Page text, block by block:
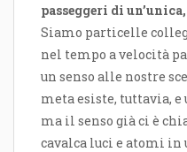
passeggeri di
Siamo particelle
nel tempo a velocità
un senso alle nostre
meta esiste, tuttavia, e
ma il senso già ci è
cavalca luci e atomi in